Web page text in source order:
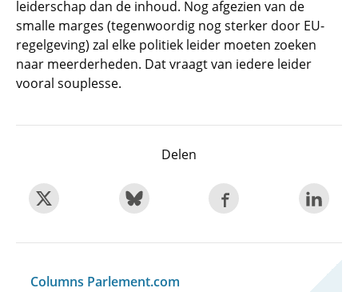
leiderschap dan de inhoud. Nog afgezien van de
smalle marges (tegenwoordig nog sterker door EU-
regelgeving) zal elke politiek leider moeten zoeken
naar meerderheden. Dat vraagt van iedere leider
vooral souplesse.
Delen
Columns Parlement.com